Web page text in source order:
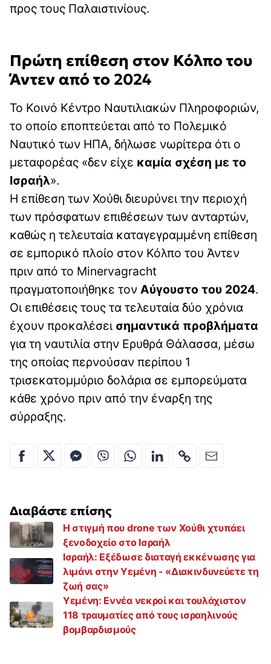
προς τους Παλαιστινίους.
Πρώτη επίθεση στον Κόλπο του
Άντεν από το 2024
Το Κοινό Κέντρο Ναυτιλιακών Πληροφοριών,
το οποίο εποπτεύεται από το Πολεμικό
Ναυτικό των ΗΠΑ, δήλωσε νωρίτερα ότι ο
μεταφορέας «δεν είχε καμία σχέση με το
Ισραήλ».
Η επίθεση των Χούθι διευρύνει την περιοχή
των πρόσφατων επιθέσεων των ανταρτών,
καθώς η τελευταία καταγεγραμμένη επίθεση
σε εμπορικό πλοίο στον Κόλπο του Άντεν
πριν από το Minervagracht
πραγματοποιήθηκε τον Αύγουστο του 2024.
Οι επιθέσεις τους τα τελευταία δύο χρόνια
έχουν προκαλέσει σημαντικά προβλήματα
για τη ναυτιλία στην Ερυθρά Θάλασσα, μέσω
της οποίας περνούσαν περίπου 1
τρισεκατομμύριο δολάρια σε εμπορεύματα
κάθε χρόνο πριν από την έναρξη της
σύρραξης.
Διαβάστε επίσης
H στιγμή που drone των Χούθι χτυπάει
ξενοδοχείο στο Ισραήλ
Ισραήλ: Εξέδωσε διαταγή εκκένωσης για
λιμάνι στην Υεμένη - «Διακινδυνεύετε τη
ζωή σας»
Υεμένη: Εννέα νεκροί και τουλάχιστον
118 τραυματίες από τους ισραηλινούς
βομβαρδισμούς